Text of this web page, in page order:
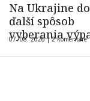
Na Ukrajine
ďalší spôsob
vyberania
07. 08. 2026 |2 komentáre